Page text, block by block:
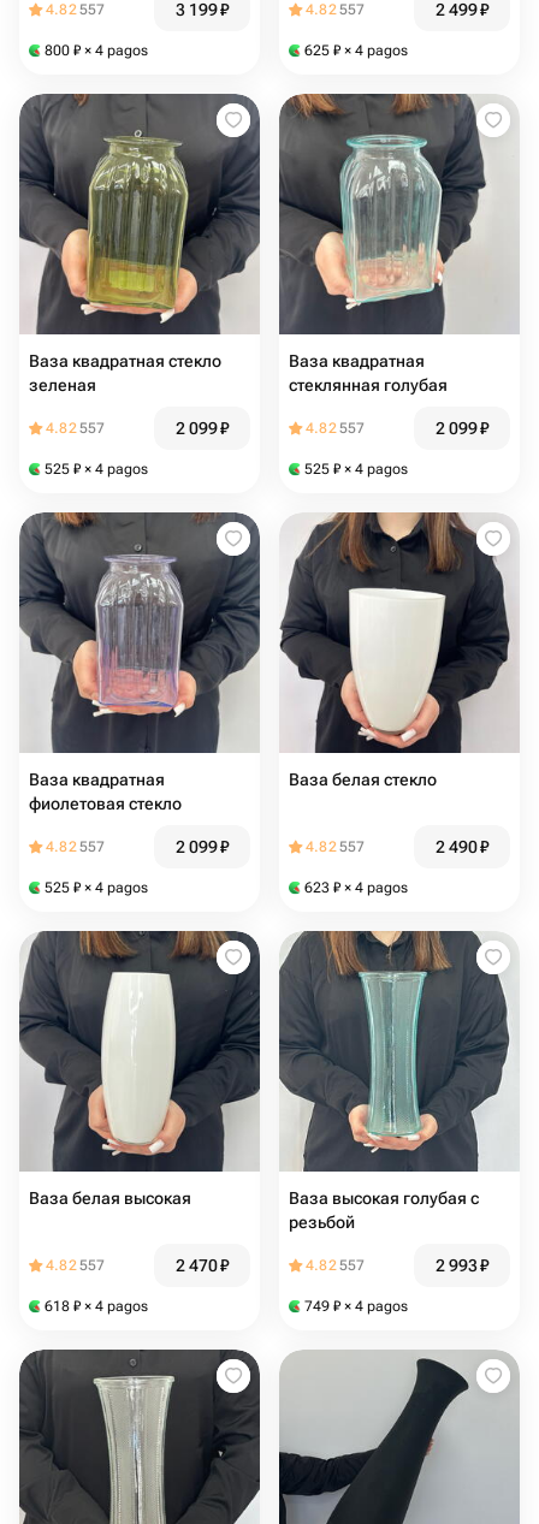
4.82557 3 199₽
800 ₽ × 4 pagos
4.82557 2 499₽
625 ₽ × 4 pagos
Ваза квадратная стекло
зеленая
4.82557 2 099₽
525 ₽ × 4 pagos
Ваза квадратная
стеклянная голубая
4.82557 2 099₽
525 ₽ × 4 pagos
Ваза квадратная
фиолетовая стекло
4.82557 2 099₽
525 ₽ × 4 pagos
Ваза белая стекло
4.82557 2 490₽
623 ₽ × 4 pagos
Ваза белая высокая
4.82557 2 470₽
618 ₽ × 4 pagos
Ваза высокая голубая с
резьбой
4.82557 2 993₽
749 ₽ × 4 pagos